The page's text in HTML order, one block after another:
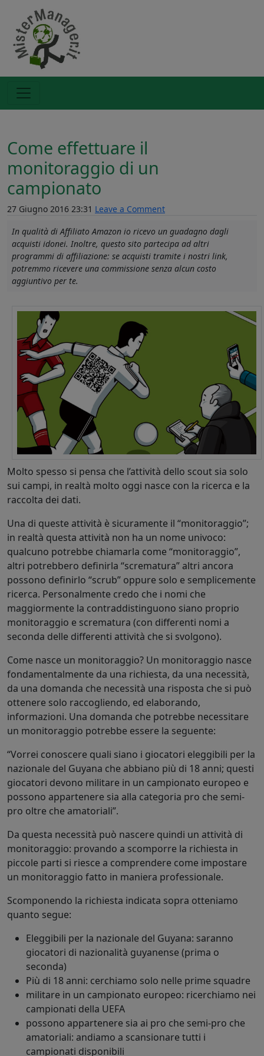
Come effettuare il
monitoraggio di un
campionato
27 Giugno 2016 23:31 Leave a Comment
In qualità di Affiliato Amazon io ricevo un guadagno dagli
acquisti idonei. Inoltre, questo sito partecipa ad altri
programmi di affiliazione: se acquisti tramite i nostri link,
potremmo ricevere una commissione senza alcun costo
aggiuntivo per te.
Molto spesso si pensa che l’attività dello scout sia solo
sui campi, in realtà molto oggi nasce con la ricerca e la
raccolta dei dati.
Una di queste attività è sicuramente il “monitoraggio”;
in realtà questa attività non ha un nome univoco:
qualcuno potrebbe chiamarla come “monitoraggio”,
altri potrebbero definirla “scrematura” altri ancora
possono definirlo “scrub” oppure solo e semplicemente
ricerca. Personalmente credo che i nomi che
maggiormente la contraddistinguono siano proprio
monitoraggio e scrematura (con differenti nomi a
seconda delle differenti attività che si svolgono).
Come nasce un monitoraggio? Un monitoraggio nasce
fondamentalmente da una richiesta, da una necessità,
da una domanda che necessità una risposta che si può
ottenere solo raccogliendo, ed elaborando,
informazioni. Una domanda che potrebbe necessitare
un monitoraggio potrebbe essere la seguente:
“Vorrei conoscere quali siano i giocatori eleggibili per la
nazionale del Guyana che abbiano più di 18 anni; questi
giocatori devono militare in un campionato europeo e
possono appartenere sia alla categoria pro che semi-
pro oltre che amatoriali”.
Da questa necessità può nascere quindi un attività di
monitoraggio: provando a scomporre la richiesta in
piccole parti si riesce a comprendere come impostare
un monitoraggio fatto in maniera professionale.
Scomponendo la richiesta indicata sopra otteniamo
quanto segue:
Eleggibili per la nazionale del Guyana: saranno
giocatori di nazionalità guyanense (prima o
seconda)
Più di 18 anni: cerchiamo solo nelle prime squadre
militare in un campionato europeo: ricerchiamo nei
campionati della UEFA
possono appartenere sia ai pro che semi-pro che
amatoriali: andiamo a scansionare tutti i
campionati disponibili